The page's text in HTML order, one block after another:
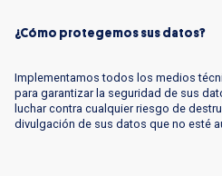
¿Cómo protegemos sus datos?
Implementamos todos los medios
para garantizar la seguridad de sus
luchar contra cualquier riesgo de
divulgación de sus datos que no esté